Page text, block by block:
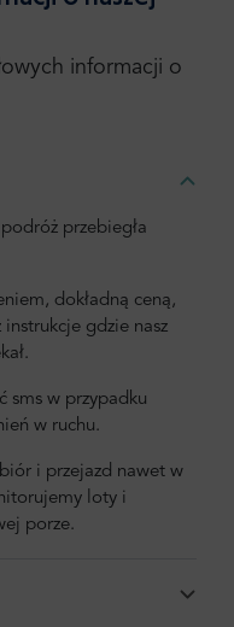
informacji o
przebiegła
dokładną ceną,
gdzie nasz
sms w przypadku
w ruchu.
i przejazd nawet w
loty i
porze.